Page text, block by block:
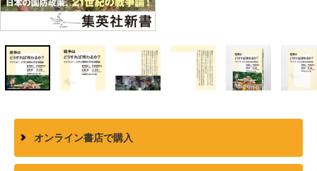
オンライン書店で購入